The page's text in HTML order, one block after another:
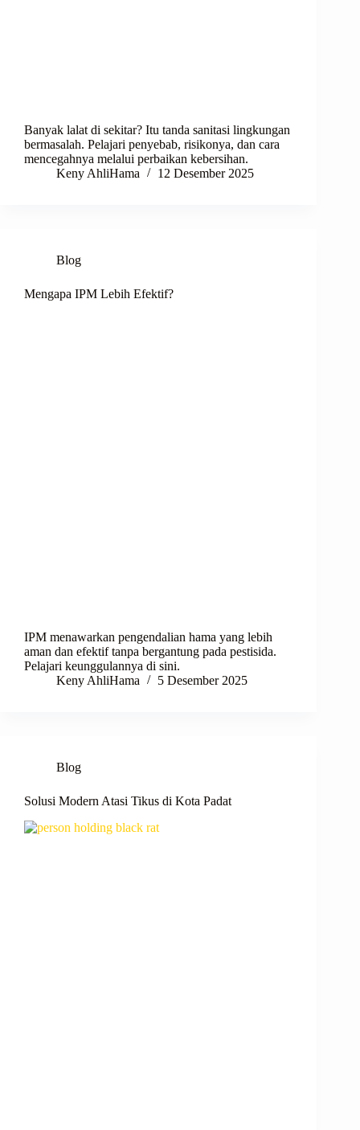
Banyak lalat di sekitar? Itu tanda sanitasi lingkungan
bermasalah. Pelajari penyebab, risikonya, dan cara
mencegahnya melalui perbaikan kebersihan.
Keny AhliHama
12 Desember 2025
Blog
Mengapa IPM Lebih Efektif?
IPM menawarkan pengendalian hama yang lebih
aman dan efektif tanpa bergantung pada pestisida.
Pelajari keunggulannya di sini.
Keny AhliHama
5 Desember 2025
Blog
Solusi Modern Atasi Tikus di Kota Padat